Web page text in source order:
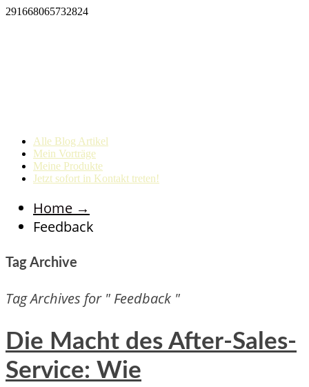
291668065732824
Alle Blog Artikel
Mein Vorträge
Meine Produkte
Jetzt sofort in Kontakt treten!
Home →
Feedback
Tag Archive
Tag Archives for " Feedback "
Die Macht des After-Sales-
Service: Wie